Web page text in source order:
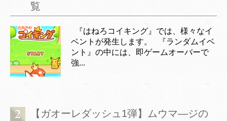
覧
『はねろコイキング』では、様々なイ
ベントが発生します。 『ランダムイベ
ント』の中には、即ゲームオーバーで
強...
【ガオーレダッシュ1弾】ムウマ―ジの